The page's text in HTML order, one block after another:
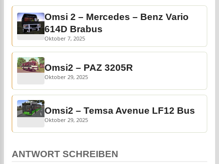
Omsi 2 – Mercedes – Benz Vario
614D Brabus
Oktober 7, 2025
Omsi2 – PAZ 3205R
Oktober 29, 2025
Omsi2 – Temsa Avenue LF12 Bus
Oktober 29, 2025
ANTWORT SCHREIBEN